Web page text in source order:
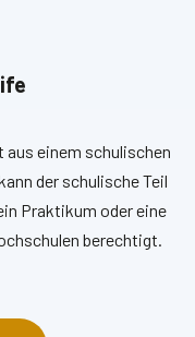
aus einem schulischen
der schulische Teil
Praktikum oder eine
berechtigt.